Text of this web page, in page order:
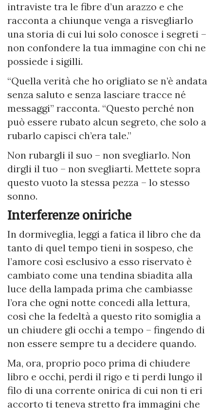
intraviste tra le fibre d’un arazzo e che
racconta a chiunque venga a risvegliarlo
una storia di cui lui solo conosce i segreti –
non confondere la tua immagine con chi ne
possiede i sigilli.
“Quella verità che ho origliato se n’è andata
senza saluto e senza lasciare tracce né
messaggi” racconta. “Questo perché non
può essere rubato alcun segreto, che solo a
rubarlo capisci ch’era tale.”
Non rubargli il suo – non svegliarlo. Non
dirgli il tuo – non svegliarti. Mettete sopra
questo vuoto la stessa pezza – lo stesso
sonno.
Interferenze oniriche
In dormiveglia, leggi a fatica il libro che da
tanto di quel tempo tieni in sospeso, che
l’amore così esclusivo a esso riservato è
cambiato come una tendina sbiadita alla
luce della lampada prima che cambiasse
l’ora che ogni notte concedi alla lettura,
così che la fedeltà a questo rito somiglia a
un chiudere gli occhi a tempo – fingendo di
non essere sempre tu a decidere quando.
Ma, ora, proprio poco prima di chiudere
libro e occhi, perdi il rigo e ti perdi lungo il
filo di una corrente onirica di cui non ti eri
accorto ti teneva stretto fra immagini che